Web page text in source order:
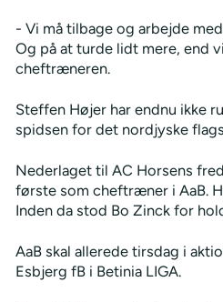
- Vi må tilbage og arbejde
Og på at turde lidt mere, end
cheftræneren.
Steffen Højer har endnu ikke
spidsen for det nordjyske
Nederlaget til AC Horsens
første som cheftræner i AaB.
Inden da stod Bo Zinck for
AaB skal allerede tirsdag i
Esbjerg fB i Betinia LIGA.